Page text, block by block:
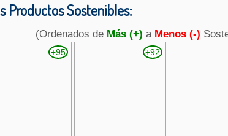
Productos Sostenibles:
(Ordenados de Más (+) a Menos (-)
+95 +92